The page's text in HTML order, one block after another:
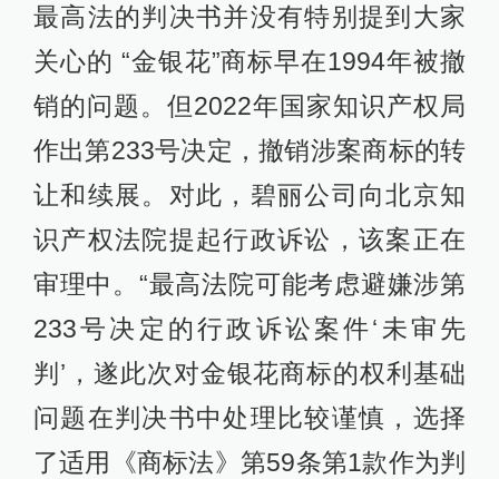
最高法的判决书并没有特别提到大家
关心的 “金银花”商标早在1994年被撤
销的问题。但2022年国家知识产权局
作出第233号决定，撤销涉案商标的转
让和续展。对此，碧丽公司向北京知
识产权法院提起行政诉讼，该案正在
审理中。“最高法院可能考虑避嫌涉第
233号决定的行政诉讼案件‘未审先
判’，遂此次对金银花商标的权利基础
问题在判决书中处理比较谨慎，选择
了适用《商标法》第59条第1款作为判